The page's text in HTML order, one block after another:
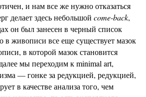
и нам все же нужно отказаться
делает здесь небольшой come-back,
он был занесен в черный список
в живописи все еще существует мазок
в которой мазок становится
мы переходим к minimal art,
— гонке за редукцией, редукцией,
в качестве анализа того, чем